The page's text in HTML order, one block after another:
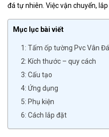
đá tự nhiên. Việc vận chuyển,
Mục lục bài viết
1: Tấm ốp tường Pvc Vân
2: Kích thước – quy cách
3: Cấu tạo
4: Ứng dụng
5: Phụ kiện
6: Cách lắp đặt